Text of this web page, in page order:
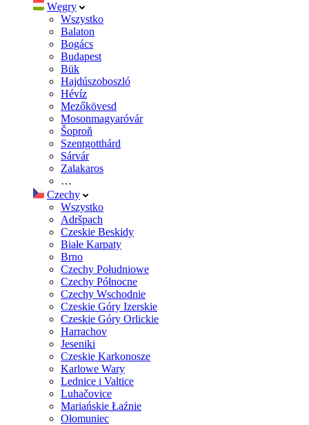
Węgry
Wszystko
Balaton
Bogács
Budapest
Bük
Hajdúszoboszló
Hévíz
Mezőkövesd
Mosonmagyaróvár
Šoproň
Szentgotthárd
Sárvár
Zalakaros
…
Czechy
Wszystko
Adršpach
Czeskie Beskidy
Białe Karpaty
Brno
Czechy Południowe
Czechy Północne
Czechy Wschodnie
Czeskie Góry Izerskie
Czeskie Góry Orlickie
Harrachov
Jeseniki
Czeskie Karkonosze
Karlowe Wary
Lednice i Valtice
Luhačovice
Mariańskie Łaźnie
Ołomuniec